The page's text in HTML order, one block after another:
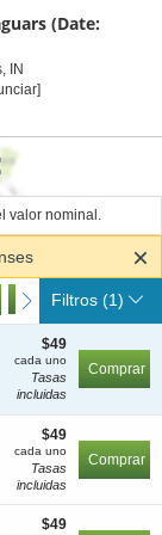
(Date:
IN
Sáb, Ene 9, 2027
valor nominal.
Pases de Acceso
Pases de Acceso
next
Filtros(1)
$49
cada
uno
$49
cada uno
Tasas
incluidas
Comprar
$49
cada
uno
$49
cada uno
Tasas
incluidas
Comprar
$49
$49